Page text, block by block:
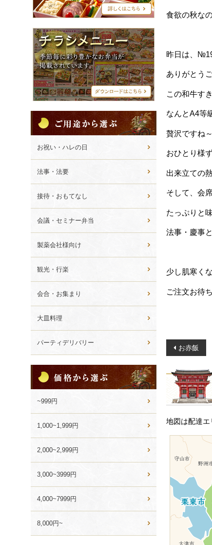
食欲の秋な
昨日は、
ありがとう
この和牛す
なんとA4等
贅沢ですね～
おひとり様
出来立ての
そして、会
たっぷりと
法事・慶事
少し肌寒く
ご注文お待
投
稿
ナ
ビ
ゲ
シ
ン
お赤飯
地図は配達エ
ー
ズ
チ
ラ
シ
メ
ニ
ュ
ー
用
途
か
ら
選
ぶ
お祝い・ハレの日
法事・法要
接待・おもてなし
会議・セミナー弁当
製薬会社様向け
観光・行楽
会合・お集まり
大皿料理
パーティデリバリー
格
か
ら
選
ぶ
~999円
1,000~1,999円
2,000~2,999円
3,000~3999円
4,000~7999円
8,000円~